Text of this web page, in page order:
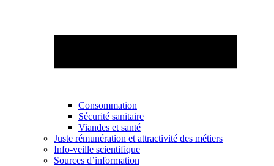
Consommation
Sécurité sanitaire
Viandes et santé
Juste rémunération et attractivité des métiers
Info-veille scientifique
Sources d’information